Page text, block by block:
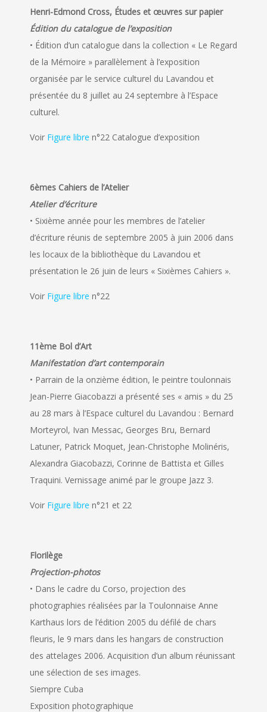
Henri-Edmond Cross, Études et œuvres sur papier
Édition du catalogue de l’exposition
• Édition d’un catalogue dans la collection « Le Regard
de la Mémoire » parallèlement à l’exposition
organisée par le service culturel du Lavandou et
présentée du 8 juillet au 24 septembre à l’Espace
culturel.
Voir Figure libre n°22 Catalogue d’exposition
6èmes Cahiers de l’Atelier
Atelier d’écriture
• Sixième année pour les membres de l’atelier
d’écriture réunis de septembre 2005 à juin 2006 dans
les locaux de la bibliothèque du Lavandou et
présentation le 26 juin de leurs « Sixièmes Cahiers ».
Voir Figure libre n°22
11ème Bol d’Art
Manifestation d’art contemporain
• Parrain de la onzième édition, le peintre toulonnais
Jean-Pierre Giacobazzi a présenté ses « amis » du 25
au 28 mars à l’Espace culturel du Lavandou : Bernard
Morteyrol, Ivan Messac, Georges Bru, Bernard
Latuner, Patrick Moquet, Jean-Christophe Molinéris,
Alexandra Giacobazzi, Corinne de Battista et Gilles
Traquini. Vernissage animé par le groupe Jazz 3.
Voir Figure libre n°21 et 22
Florilège
Projection-photos
• Dans le cadre du Corso, projection des
photographies réalisées par la Toulonnaise Anne
Karthaus lors de l’édition 2005 du défilé de chars
fleuris, le 9 mars dans les hangars de construction
des attelages 2006. Acquisition d’un album réunissant
une sélection de ses images.
Siempre Cuba
Exposition photographique